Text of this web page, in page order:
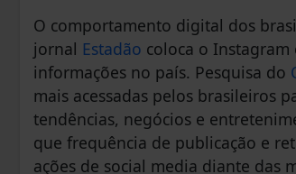
O comportamento digital dos
jornal Estadão coloca o Instagram
informações no país. Pesquisa do
mais acessadas pelos brasileiros
tendências, negócios e
que frequência de publicação e
ações de social media diante das